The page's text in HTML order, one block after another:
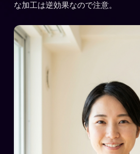
な加工は逆効果なので注意。